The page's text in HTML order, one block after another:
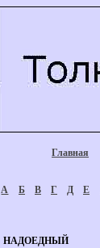
Главная
А Б В Г Д Е
НАДОЕДНЫЙ